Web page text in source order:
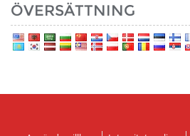
ÖVERSÄTTNING